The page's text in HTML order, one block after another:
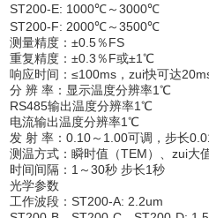
ST200-E: 1000℃～3000℃
ST200-F: 2000℃～3500℃
测量精度：±0.5％FS
重复精度：±0.3％F或±1℃
响应时间：≤100ms，zui快可达
分 辨 率：显示温度分辨率1℃
RS485输出温度分辨率1℃
电流输出温度分辨率1℃
发 射 率：0.10～1.00可调，步长
测温方式：瞬时值（TEM）、zui大
时间间隔：1～30秒 步长1秒
光学参数
工作波段：ST200-A: 2.2um